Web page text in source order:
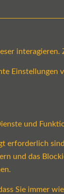
Einstellungen
und
und das
Sie immer